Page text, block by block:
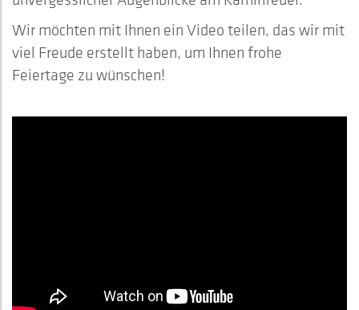
Wir möchten mit Ihnen ein Video teilen, das wir mit
viel Freude erstellt haben, um Ihnen frohe
Feiertage zu wünschen!